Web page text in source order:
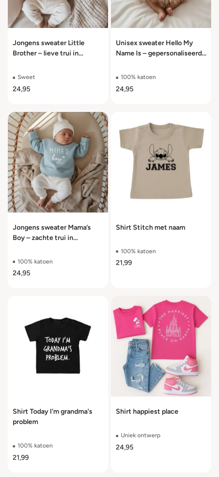
Jongens sweater Little
Brother – lieve trui in
t/m 104
Sweet
24,95
Unisex sweater Hello My
Name Is – gepersonaliseerde
100% katoen
24,95
Jongens sweater Mama’s
Boy – zachte trui in
t/m 104
100% katoen
24,95
Shirt Stitch met naam
100% katoen
21,99
Shirt Today I'm grandma's
problem
100% katoen
21,99
Shirt happiest place
Uniek ontwerp
24,95